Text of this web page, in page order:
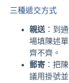
三種遞交方式
親送 ：到
場填陳述
齊不齊。
郵寄 ：把
議用掛號